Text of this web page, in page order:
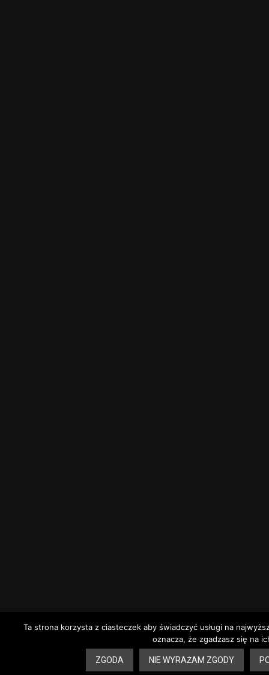
Ta strona korzysta z ciasteczek aby świadczyć usługi na
oznacza, że zgadzasz się na
ZGODA NIE WYRAŻAM ZGODY